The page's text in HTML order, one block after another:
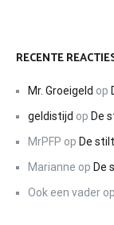
RECENTE
Mr. Groeigeld op
geldistijd op De
MrPFP op De
Marianne op De
Ook een vader op